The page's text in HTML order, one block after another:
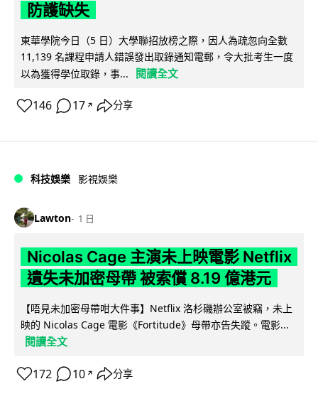
防護缺失
東華學院今日（5 日）大學聯招放榜之際，因人為疏忽向全數
11,139 名課程申請人錯誤發出取錄通知電郵，令大批考生一度
以為獲得學位取錄，事...
閱讀全文
146 17 ↗ 分享
科技娛樂 影視娛樂
Lawton 1 日
Nicolas Cage 主演未上映電影 Netflix
遺失未加密母帶 被索償 8.19 億港元
【唔見未加密母帶咁大件事】Netflix 洛杉磯辦公室被竊，未上
映的 Nicolas Cage 電影《Fortitude》母帶亦告失蹤。電影...
閱讀全文
172 10 ↗ 分享